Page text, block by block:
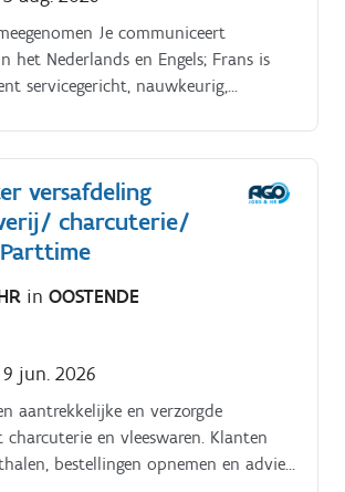
Je communiceert
het Nederlands en Engels; Frans is
servicegericht, nauwkeurig,
Wat bieden wij?.
versafdeling
charcuterie/
in OOSTENDE
jun. 2026
aantrekkelijke en verzorgde
en vleeswaren. Klanten
bestellingen opnemen en advies